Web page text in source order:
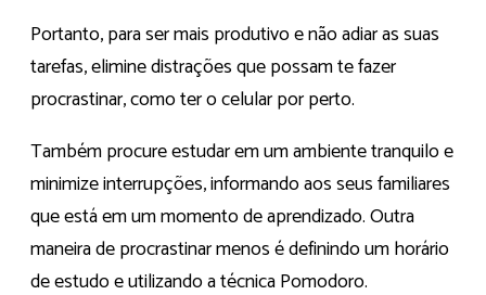
Portanto, para ser mais produtivo e não adiar as suas
tarefas, elimine distrações que possam te fazer
procrastinar, como ter o celular por perto.
Também procure estudar em um ambiente tranquilo e
minimize interrupções, informando aos seus familiares
que está em um momento de aprendizado. Outra
maneira de procrastinar menos é definindo um horário
de estudo e utilizando a técnica Pomodoro.